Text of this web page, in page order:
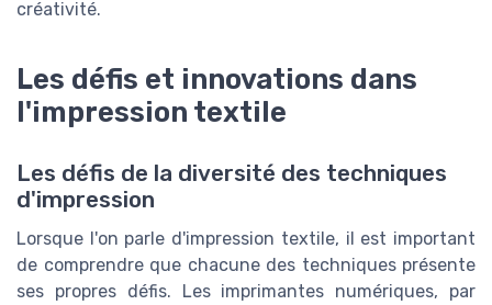
créativité.
Les défis et innovations dans
l'impression textile
Les défis de la diversité des techniques
d'impression
Lorsque l'on parle d'impression textile, il est important
de comprendre que chacune des techniques présente
ses propres défis. Les imprimantes numériques, par